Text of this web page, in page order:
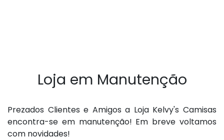
Loja em Manutenção
P rezados Clientes e Amigos a Loja Kelvy's Camisas
encontra-se em manutenção! Em breve voltamos
com novidades!